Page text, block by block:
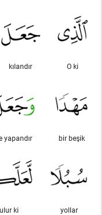
O ki
kılandır
bir beşik
yapandır
yollar
ki